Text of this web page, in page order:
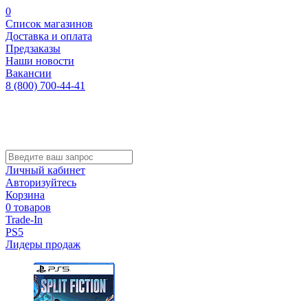
0
Список магазинов
Доставка и оплата
Предзаказы
Наши новости
Вакансии
8 (800) 700-44-41
Личный кабинет
Авторизуйтесь
Корзина
0 товаров
Trade-In
PS5
Лидеры продаж